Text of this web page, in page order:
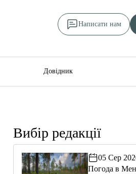
Написати нам
Довідник
Вибір редакції
05 Сер
Погода в